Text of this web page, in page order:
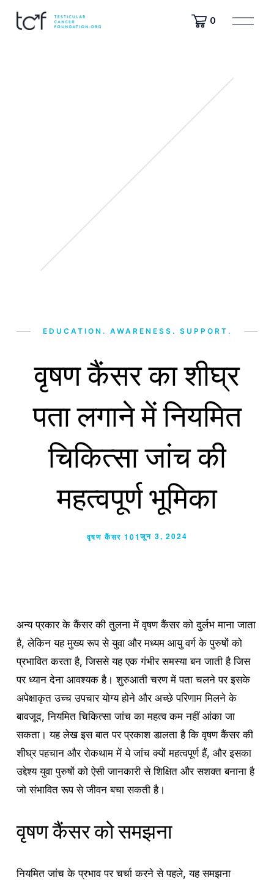
0
मे
नू
EDUCATION. AWARENESS. SUPPORT.
वृषण कैंसर का शीघ्र
पता लगाने में नियमित
चिकित्सा जांच की
महत्वपूर्ण भूमिका
वृषण कैंसर 101जून 3, 2024
अन्य प्रकार के कैंसर की तुलना में वृषण कैंसर को दुर्लभ माना जाता
है, लेकिन यह मुख्य रूप से युवा और मध्यम आयु वर्ग के पुरुषों को
प्रभावित करता है, जिससे यह एक गंभीर समस्या बन जाती है जिस
पर ध्यान देना आवश्यक है। शुरुआती चरण में पता चलने पर इसके
अपेक्षाकृत उच्च उपचार योग्य होने और अच्छे परिणाम मिलने के
बावजूद, नियमित चिकित्सा जांच का महत्व कम नहीं आंका जा
सकता। यह लेख इस बात पर प्रकाश डालता है कि वृषण कैंसर की
शीघ्र पहचान और रोकथाम में ये जांच क्यों महत्वपूर्ण हैं, और इसका
उद्देश्य युवा पुरुषों को ऐसी जानकारी से शिक्षित और सशक्त बनाना है
जो संभावित रूप से जीवन बचा सकती है।
वृषण कैंसर को समझना
नियमित जांच के प्रभाव पर चर्चा करने से पहले, यह समझना